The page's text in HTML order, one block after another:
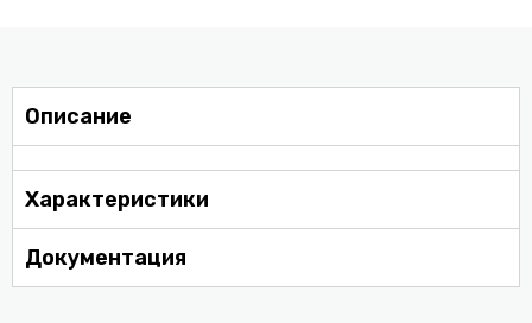
Описание
Характеристики
Документация